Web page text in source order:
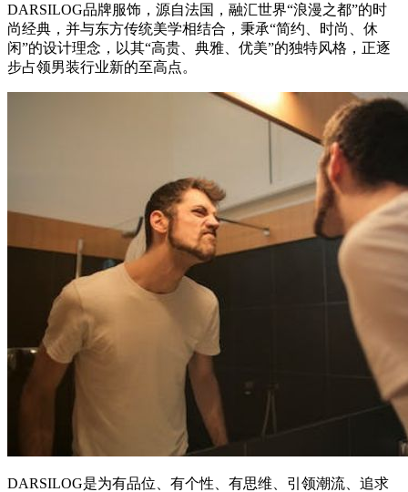
DARSILOG品牌服饰，源自法国，融汇世界“浪漫之都”的时
尚经典，并与东方传统美学相结合，秉承“简约、时尚、休
闲”的设计理念，以其“高贵、典雅、优美”的独特风格，正逐
步占领男装行业新的至高点。
DARSILOG是为有品位、有个性、有思维、引领潮流、追求